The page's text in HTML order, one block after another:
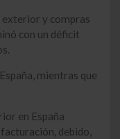
exterior y compras
con un déficit
mientras que
en España
debido,